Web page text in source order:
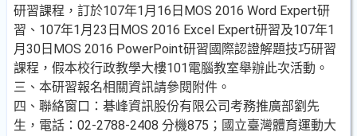
研習課程，訂於107年1月16日MOS 2016 Word Expert研
習、107年1月23日MOS 2016 Excel Expert研習及107年1
月30日MOS 2016 PowerPoint研習國際認證解題技巧研習
課程，假本校行政教學大樓101電腦教室舉辦此次活動。
三、本研習報名相關資訊請參閱附件。
四、聯絡窗口：碁峰資訊股份有限公司考務推廣部劉先
生，電話：02-2788-2408 分機875；國立臺灣體育運動大